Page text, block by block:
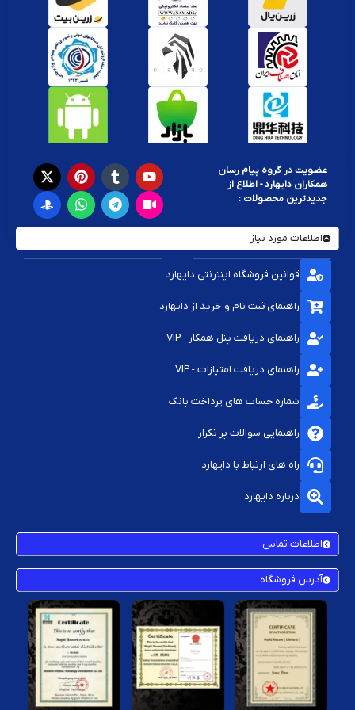
عضویت در گروه پیام رسان
همکاران دایهارد - اطلاع از
جدیدترین محصولات :
اطلاعات مورد نیاز
قوانین فروشگاه اینترنتی دایهارد
راهنمای ثبت نام و خرید از دایهارد
راهنمای دریافت پنل همکار - VIP
راهنمای دریافت امتیازات - VIP
شماره حساب های پرداخت بانک
راهنمایی سوالات پر تکرار
راه های ارتباط با دایهارد
درباره دایهارد
اطلاعات تماس
آدرس فروشگاه